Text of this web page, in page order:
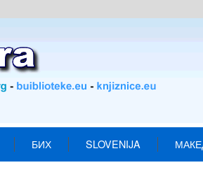
БИХ SLOVENIJA